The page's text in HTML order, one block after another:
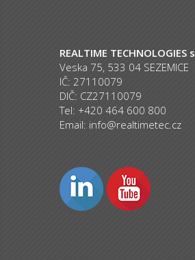
REALTIME TECHNOLOGIES
Veska 75, 533 04 SEZEMICE
IČ: 27110079
DIČ: CZ27110079
Tel: +420 464 600 800
Email: info@realtimetec.cz